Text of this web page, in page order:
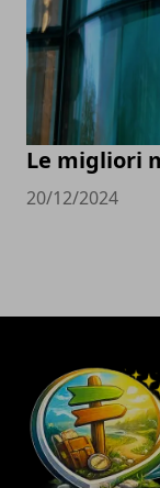
Le migliori
20/12/2024